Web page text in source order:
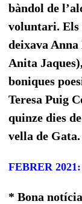
bàndol de
voluntari. Els
deixava
Anita
boniques
Teresa Puig
quinze dies
vella de Gata.
FEBRER 2021:
* Bona